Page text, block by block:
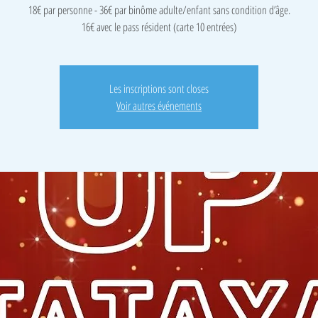
18€ par personne - 36€ par binôme adulte/enfant sans condition d’âge.
16€ avec le pass résident (carte 10 entrées)
Les inscriptions sont closes
Voir autres événements